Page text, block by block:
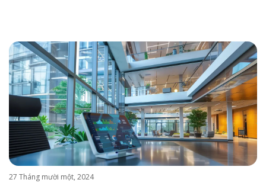
27 Tháng mười một, 2024